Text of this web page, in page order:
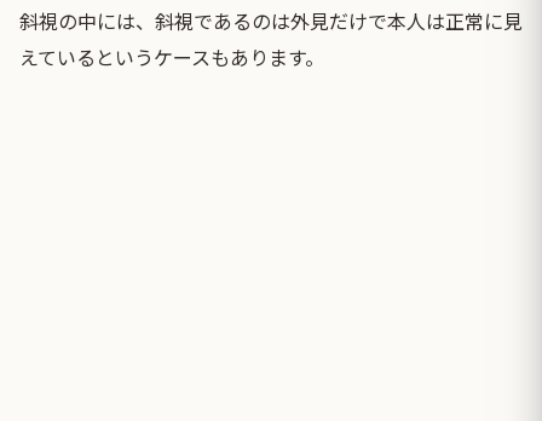
斜視の中には、斜視であるのは外見だけで本人は正常に見
えているというケースもあります。